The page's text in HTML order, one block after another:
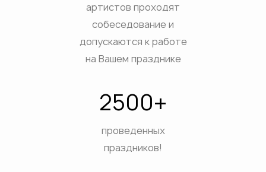
артистов проходят
собеседование и
допускаются к работе
на Вашем празднике
2500+
проведенных
праздников!